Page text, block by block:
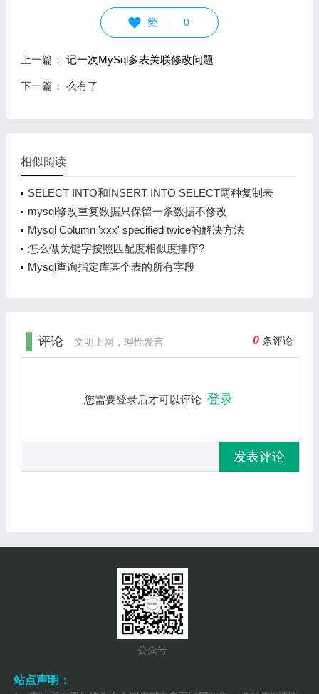
赞 0
上一篇： 记一次MySql多表关联修改问题
下一篇： 么有了
相似阅读
SELECT INTO和INSERT INTO SELECT两种复制表
数据语句差异
mysql修改重复数据只保留一条数据不修改
Mysql Column 'xxx' specified twice的解决方法
怎么做关键字按照匹配度相似度排序?
Mysql查询指定库某个表的所有字段
评论 文明上网，理性发言 0 条评论
您需要登录后才可以评论 登录
发表评论
公众号
站点声明：